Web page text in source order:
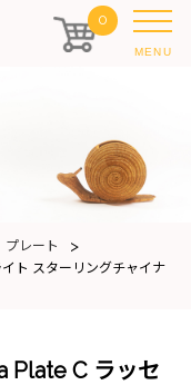
0
MENU
プレート >
ト スターリングチャイナ
Plate C ラッセ